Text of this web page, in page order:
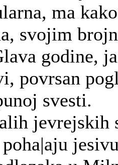
ma
svojim
godine,
povrsan
svesti.
jevrejskih